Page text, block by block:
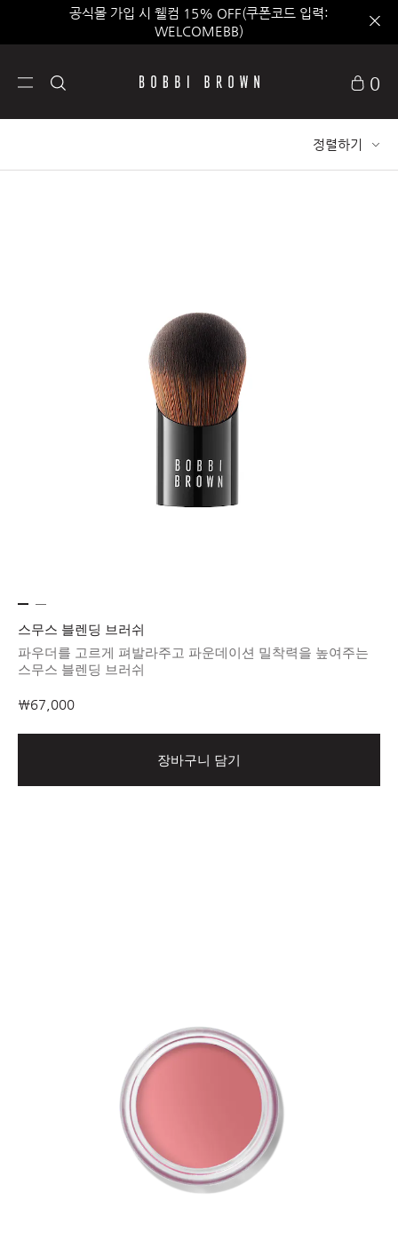
클리어런스 세일 최대 40% 할인
0
정렬하기
스무스 블렌딩 브러쉬
파우더를 고르게 펴발라주고 파운데이션 밀착력을 높여주는
스무스 블렌딩 브러쉬
₩67,000
장바구니 담기